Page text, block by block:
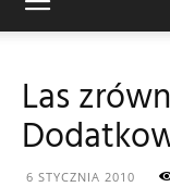
Las
6 STYCZNIA 2010